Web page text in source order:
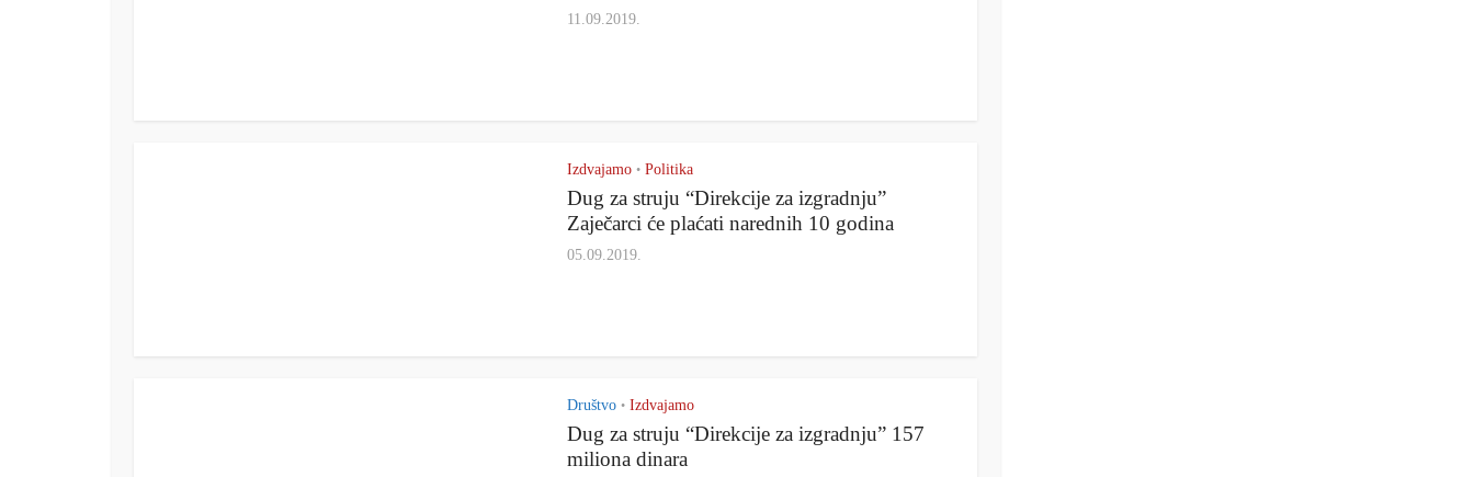
11.09.2019.
Izdvajamo • Politika
Dug za struju “Direkcije za izgradnju”
Zaječarci će plaćati narednih 10 godina
05.09.2019.
Društvo • Izdvajamo
Dug za struju “Direkcije za izgradnju” 157
miliona dinara